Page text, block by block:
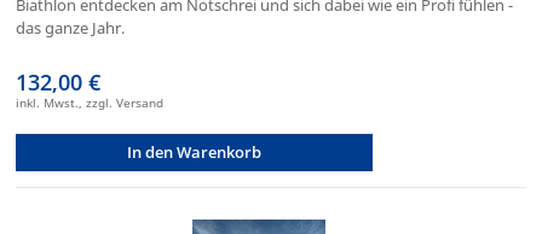
Biathlon entdecken am Notschrei und sich dabei wie ein Profi fühlen -
das ganze Jahr.
132,00 €
inkl. Mwst., zzgl. Versand
In den Warenkorb